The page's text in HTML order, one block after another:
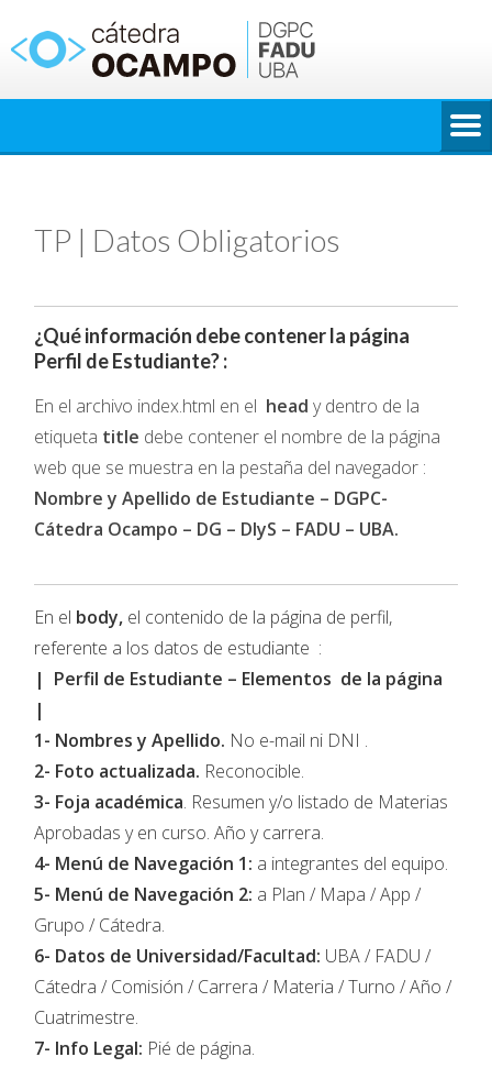
al
contenido
TP | Datos Obligatorios
¿Qué información debe contener la página
Perfil de Estudiante? :
En el archivo index.html en el head y dentro de la
etiqueta title debe contener el nombre de la página
web que se muestra en la pestaña del navegador :
Nombre y Apellido de Estudiante – DGPC-
Cátedra Ocampo – DG – DIyS – FADU – UBA.
En el body, el contenido de la página de perfil,
referente a los datos de estudiante :
| Perfil de Estudiante – Elementos de la página
|
1- Nombres y Apellido. No e-mail ni DNI .
2- Foto actualizada. Reconocible.
3- Foja académica. Resumen y/o listado de Materias
Aprobadas y en curso. Año y carrera.
4- Menú de Navegación 1: a integrantes del equipo.
5- Menú de Navegación 2: a Plan / Mapa / App /
Grupo / Cátedra.
6- Datos de Universidad/Facultad: UBA / FADU /
Cátedra / Comisión / Carrera / Materia / Turno / Año /
Cuatrimestre.
7- Info Legal: Pié de página.